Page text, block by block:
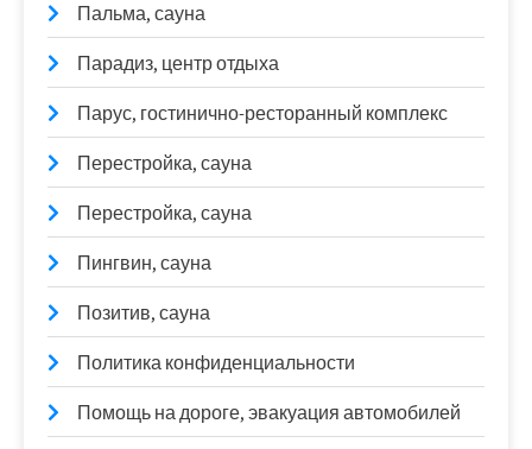
Пальма, сауна
Парадиз, центр отдыха
Парус, гостинично-ресторанный комплекс
Перестройка, сауна
Перестройка, сауна
Пингвин, сауна
Позитив, сауна
Политика конфиденциальности
Помощь на дороге, эвакуация автомобилей